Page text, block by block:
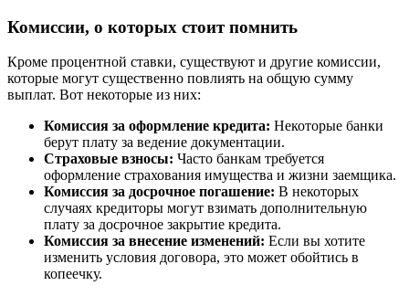
Комиссии, о которых стоит помнить
Кроме процентной ставки, существуют и другие комиссии,
которые могут существенно повлиять на общую сумму
выплат. Вот некоторые из них:
Комиссия за оформление кредита: Некоторые банки
берут плату за ведение документации.
Страховые взносы: Часто банкам требуется
оформление страхования имущества и жизни заемщика.
Комиссия за досрочное погашение: В некоторых
случаях кредиторы могут взимать дополнительную
плату за досрочное закрытие кредита.
Комиссия за внесение изменений: Если вы хотите
изменить условия договора, это может обойтись в
копеечку.